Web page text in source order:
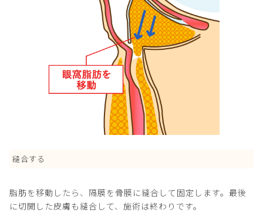
縫合する
脂肪を移動したら、隔膜を骨膜に縫合して固定します。最後
に切開した皮膚も縫合して、施術は終わりです。